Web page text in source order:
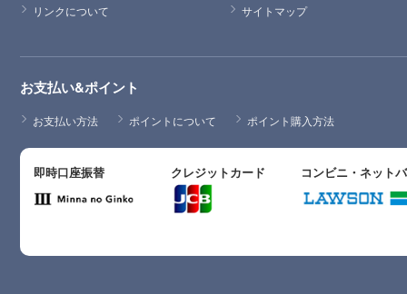
リンクについて
サイトマップ
お支払い&ポイント
お支払い方法 ポイントについて ポイント購入方法
即時口座振替 クレジットカード コンビニ・ネット